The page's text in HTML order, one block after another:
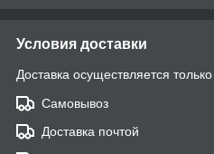
Условия доставки
Доставка осуществляется
Самовывоз
Доставка почтой